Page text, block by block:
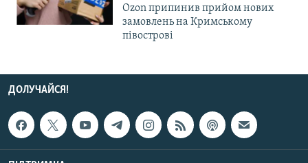
Ozon припинив прийом нових
замовлень на Кримському
півострові
ДОЛУЧАЙСЯ!